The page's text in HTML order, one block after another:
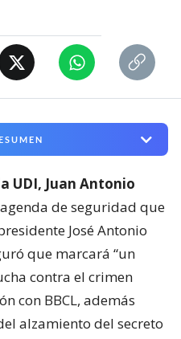
UDI, Juan Antonio
de seguridad que
José Antonio
que marcará “un
contra el crimen
con BBCL, además
alzamiento del secreto